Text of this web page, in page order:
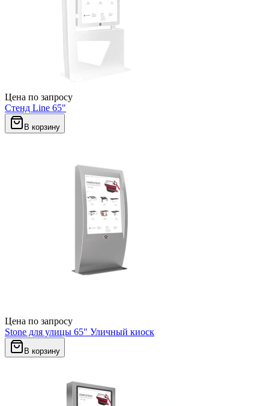
Цена по запросу
Стенд Line 65"
В корзину
Цена по запросу
Stone для улицы 65" Уличный киоск
В корзину